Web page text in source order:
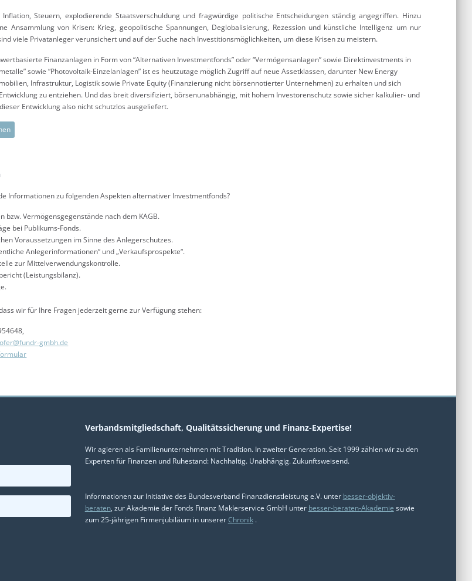
Steuern, explodierende Staatsverschuldung und fragwürdige politische Entscheidungen ständig angegriffen. Hinzu
Ansammlung von Krisen: Krieg, geopolitische Spannungen, Deglobalisierung, Rezession und künstliche Intelligenz um nur
viele Privatanleger verunsichert und auf der Suche nach Investitionsmöglichkeiten, um diese Krisen zu meistern.
Finanzanlagen in Form von “Alternativen Investmentfonds” oder “Vermögensanlagen” sowie Direktinvestments in
sowie “Photovoltaik-Einzelanlagen” ist es heutzutage möglich Zugriff auf neue Assetklassen, darunter New Energy
Infrastruktur, Logistik sowie Private Equity (Finanzierung nicht börsennotierter Unternehmen) zu erhalten und sich
zu entziehen. Und das breit diversifiziert, börsenunabhängig, mit hohem Investorenschutz sowie sicher kalkulier- und
Entwicklung also nicht schutzlos ausgeliefert.
Informationen zu folgenden Aspekten alternativer Investmentfonds?
bzw. Vermögensgegenstände nach dem KAGB.
bei Publikums-Fonds.
Voraussetzungen im Sinne des Anlegerschutzes.
Anlegerinformationen“ und „Verkaufsprospekte“.
zur Mittelverwendungskontrolle.
(Leistungsbilanz).
wir für Ihre Fragen jederzeit gerne zur Verfügung stehen:
gmbh.de
Verbandsmitgliedschaft, Qualitätssicherung und Finanz-Expertise!
Wir agieren als Familienunternehmen mit Tradition. In zweiter Generation. Seit 1999 zählen wir zu den
Experten für Finanzen und Ruhestand: Nachhaltig. Unabhängig. Zukunftsweisend.
Informationen zur Initiative des Bundesverband Finanzdienstleistung e.V. unter besser-objektiv-
beraten, zur Akademie der Fonds Finanz Maklerservice GmbH unter besser-beraten-Akademie sowie
zum 25-jährigen Firmenjubiläum in unsererChronik.